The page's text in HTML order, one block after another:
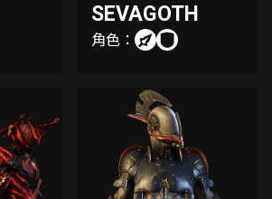
SEVAGOTH
角色：